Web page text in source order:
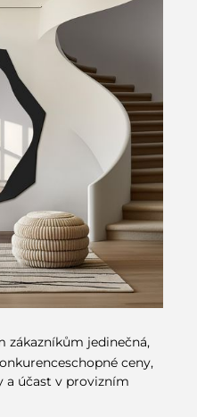
zákazníkům jedinečná,
ceny,
a účast v provizním